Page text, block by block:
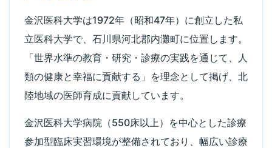
金沢医科大学は1972年（昭和47年）に創立した私
立医科大学で、石川県河北郡内灘町に位置します。
「世界水準の教育・研究・診療の実践を通じて、人
類の健康と幸福に貢献する」を理念として掲げ、北
陸地域の医師育成に貢献しています。
金沢医科大学病院（550床以上）を中心とした診療
参加型臨床実習環境が整備されており、幅広い診療